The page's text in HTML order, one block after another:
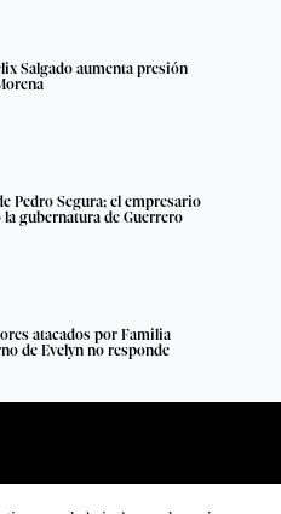
Salgado aumenta presión
Pedro Segura; el empresario
la gubernatura de Guerrero
atacados por Familia
de Evelyn no responde